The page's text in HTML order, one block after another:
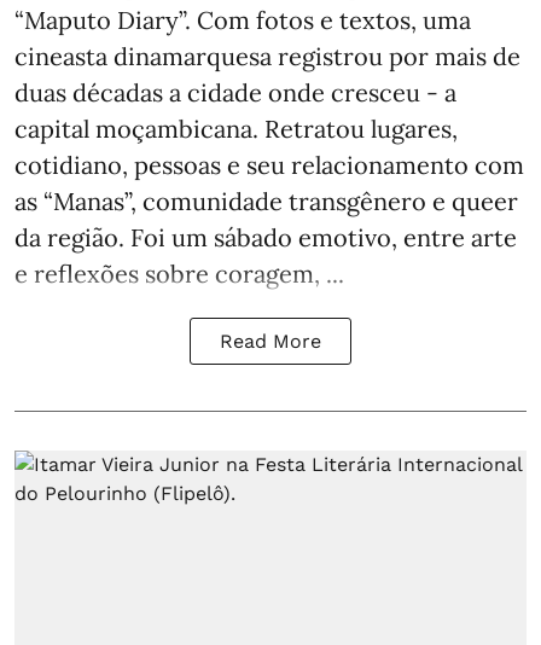
“Maputo Diary”. Com fotos e textos, uma
cineasta dinamarquesa registrou por mais de
duas décadas a cidade onde cresceu - a
capital moçambicana. Retratou lugares,
cotidiano, pessoas e seu relacionamento com
as “Manas”, comunidade transgênero e queer
da região. Foi um sábado emotivo, entre arte
e reflexões sobre coragem, ...
Read More